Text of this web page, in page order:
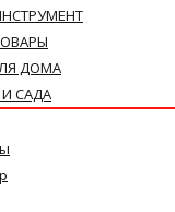
ДОМА
САДА